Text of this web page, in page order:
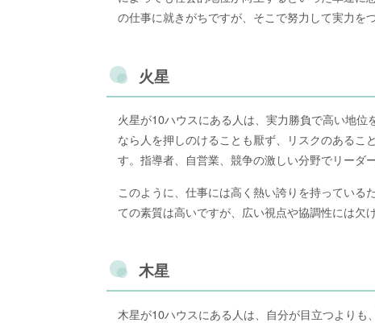
の仕事に就きがちですが、そこで努力して実力を
火星
火星が10ハウスにある人は、実力勝負で高い地
なら人を押しのけることも厭ず、リスクのあるこ
す。指導者、自営業、競争の激しい分野でリーダ
このように、仕事には高く熱い誇りを持ってい
ての素質は高いですが、広い視点や協調性には欠
木星
木星が10ハウスにある人は、自分が目立つより